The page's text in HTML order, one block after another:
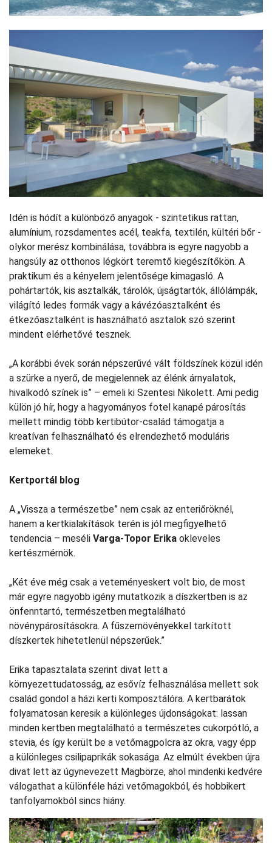
Idén is hódít a különböző anyagok - szintetikus rattan,
alumínium, rozsdamentes acél, teakfa, textilén, kültéri bőr -
olykor merész kombinálása, továbbra is egyre nagyobb a
hangsúly az otthonos légkört teremtő kiegészítőkön. A
praktikum és a kényelem jelentősége kimagasló. A
pohártartók, kis asztalkák, tárolók, újságtartók, állólámpák,
világító ledes formák vagy a kávézóasztalként és
étkezőasztalként is használható asztalok szó szerint
mindent elérhetővé tesznek.
„A korábbi évek során népszerűvé vált földszínek közül idén
a szürke a nyerő, de megjelennek az élénk árnyalatok,
hivalkodó színek is” – emeli ki Szentesi Nikolett. Ami pedig
külön jó hír, hogy a hagyományos fotel kanapé párosítás
mellett mindig több kertibútor-család támogatja a
kreatívan felhasználható és elrendezhető moduláris
elemeket.
Kertportál blog
A „Vissza a természetbe” nem csak az enteriőröknél,
hanem a kertkialakítások terén is jól megfigyelhető
tendencia – meséli Varga-Topor Erika okleveles
kertészmérnök.
„Két éve még csak a veteményeskert volt bio, de most
már egyre nagyobb igény mutatkozik a díszkertben is az
önfenntartó, természetben megtalálható
növénypárosításokra. A fűszernövényekkel tarkított
díszkertek hihetetlenül népszerűek.”
Erika tapasztalata szerint divat lett a
környezettudatosság, az esővíz felhasználása mellett sok
család gondol a házi kerti komposztálóra. A kertbarátok
folyamatosan keresik a különleges újdonságokat: lassan
minden kertben megtalálható a természetes cukorpótló, a
stevia, és így került be a vetőmagpolcra az okra, vagy épp
a különleges csilipaprikák sokasága. Az elmúlt években újra
divat lett az úgynevezett Magbörze, ahol mindenki kedvére
válogathat a különféle házi vetőmagokból, és hobbikert
tanfolyamokból sincs hiány.